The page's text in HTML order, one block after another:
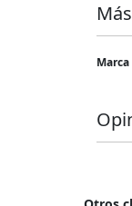
Más
Marca